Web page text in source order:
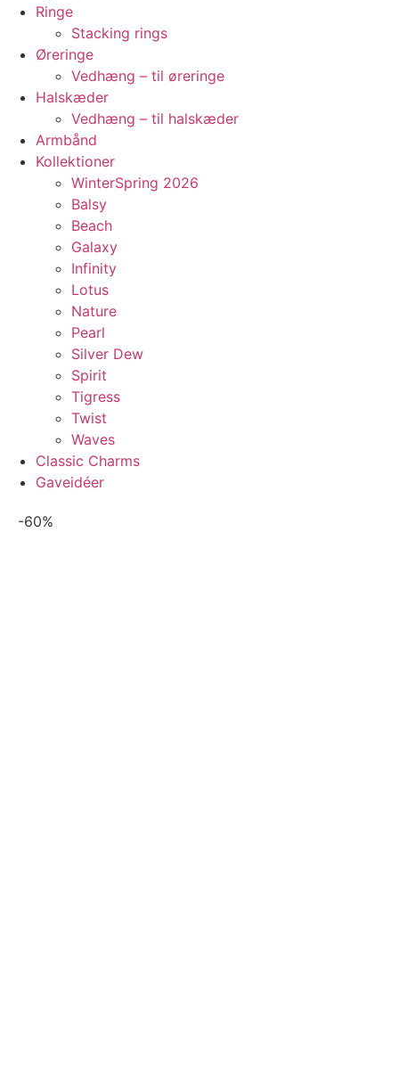
Ringe
Stacking rings
Øreringe
Vedhæng – til øreringe
Halskæder
Vedhæng – til halskæder
Armbånd
Kollektioner
WinterSpring 2026
Balsy
Beach
Galaxy
Infinity
Lotus
Nature
Pearl
Silver Dew
Spirit
Tigress
Twist
Waves
Classic Charms
Gaveidéer
-60%